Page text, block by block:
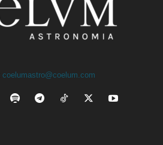
coelumastro@coelum.com